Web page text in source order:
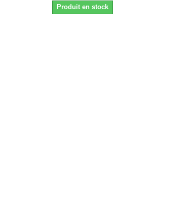
Produit en stock